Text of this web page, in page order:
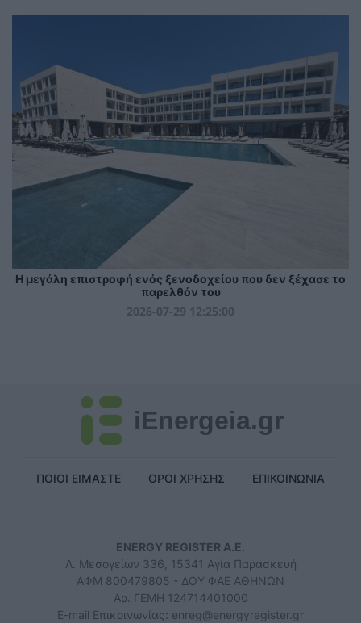
Η μεγάλη επιστροφή ενός ξενοδοχείου που δεν ξέχασε το
παρελθόν του
2026-07-29 12:25:00
iEnergeia.gr
ΠΟΙΟΙ ΕΙΜΑΣΤΕ ΟΡΟΙ ΧΡΗΣΗΣ ΕΠΙΚΟΙΝΩΝΙΑ
ENERGY REGISTER Α.Ε.
Λ. Μεσογείων 336, 15341 Αγία Παρασκευή
ΑΦΜ 800479805 - ΔΟΥ ΦΑΕ ΑΘΗΝΩΝ
Αρ. ΓΕΜΗ 124714401000
E-mail Επικοινωνίας: enreg@energyregister.gr